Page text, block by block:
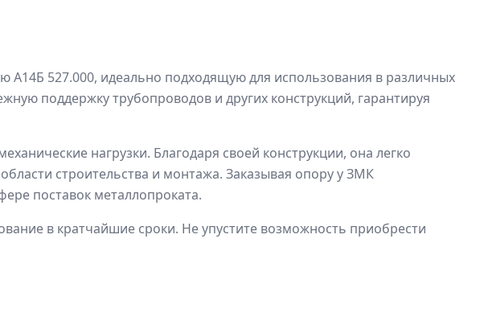
527.000, идеально подходящую для использования в различных
поддержку трубопроводов и других конструкций, гарантируя
нагрузки. Благодаря своей конструкции, она легко
строительства и монтажа. Заказывая опору у ЗМК
поставок металлопроката.
в кратчайшие сроки. Не упустите возможность приобрести